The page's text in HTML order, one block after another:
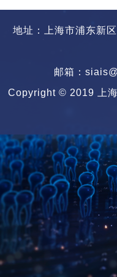
地址：上海市浦东新
邮箱：
Copyright © 2019 上